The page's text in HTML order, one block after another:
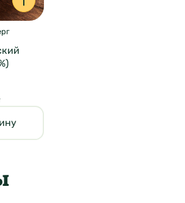
отзыв
продукте
отправлен
изменен